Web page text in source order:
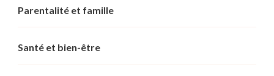
Parentalité et famille
Santé et bien-être